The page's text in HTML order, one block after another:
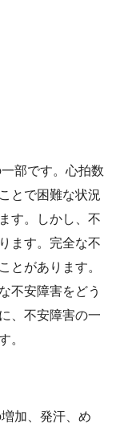
部です。心拍数
とで困難な状況
す。しかし、不
ます。完全な不
とがあります。
不安障害をどう
、不安障害の一
。
加、発汗、め